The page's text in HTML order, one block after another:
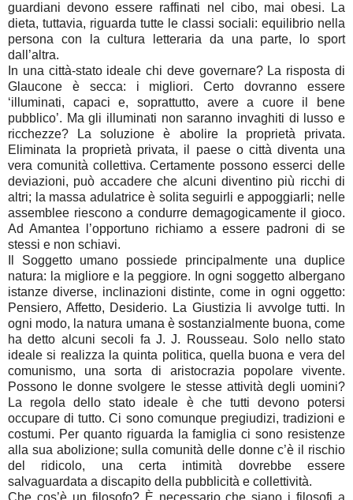
guardiani devono essere raffinati nel cibo, mai obesi. La
dieta, tuttavia, riguarda tutte le classi sociali: equilibrio nella
persona con la cultura letteraria da una parte, lo sport
dall’altra.
In una città-stato ideale chi deve governare? La risposta di
Glaucone è secca: i migliori. Certo dovranno essere
‘illuminati, capaci e, soprattutto, avere a cuore il bene
pubblico’. Ma gli illuminati non saranno invaghiti di lusso e
ricchezze? La soluzione è abolire la proprietà privata.
Eliminata la proprietà privata, il paese o città diventa una
vera comunità collettiva. Certamente possono esserci delle
deviazioni, può accadere che alcuni diventino più ricchi di
altri; la massa adulatrice è solita seguirli e appoggiarli; nelle
assemblee riescono a condurre demagogicamente il gioco.
Ad Amantea l’opportuno richiamo a essere padroni di se
stessi e non schiavi.
Il Soggetto umano possiede principalmente una duplice
natura: la migliore e la peggiore. In ogni soggetto albergano
istanze diverse, inclinazioni distinte, come in ogni oggetto:
Pensiero, Affetto, Desiderio. La Giustizia li avvolge tutti. In
ogni modo, la natura umana è sostanzialmente buona, come
ha detto alcuni secoli fa J. J. Rousseau. Solo nello stato
ideale si realizza la quinta politica, quella buona e vera del
comunismo, una sorta di aristocrazia popolare vivente.
Possono le donne svolgere le stesse attività degli uomini?
La regola dello stato ideale è che tutti devono potersi
occupare di tutto. Ci sono comunque pregiudizi, tradizioni e
costumi. Per quanto riguarda la famiglia ci sono resistenze
alla sua abolizione; sulla comunità delle donne c’è il rischio
del ridicolo, una certa intimità dovrebbe essere
salvaguardata a discapito della pubblicità e collettività.